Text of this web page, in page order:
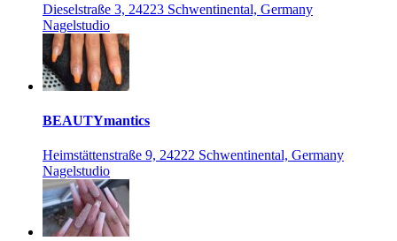
Dieselstraße 3, 24223 Schwentinental, Germany
Nagelstudio
BEAUTYmantics
Heimstättenstraße 9, 24222 Schwentinental, Germany
Nagelstudio